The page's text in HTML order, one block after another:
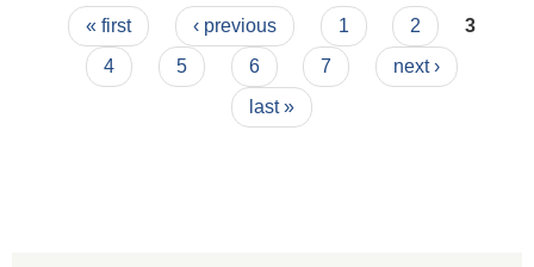
Pages
« first ‹ previous 1 2
3
4
5 6 7
next ›
last »